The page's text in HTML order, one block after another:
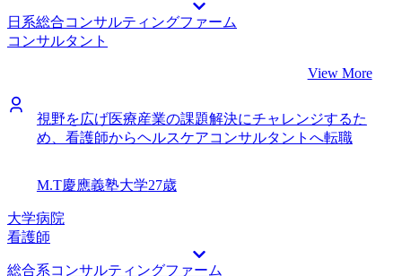
日系総合コンサルティングファーム
コンサルタント
View More
視野を広げ医療産業の課題解決にチャレンジするた
め、看護師からヘルスケアコンサルタントへ転職
M.T慶應義塾大学27歳
大学病院
看護師
総合系コンサルティングファーム